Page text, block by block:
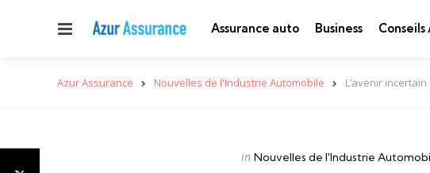
Menu Assurance auto Business
Azur Assurance Nouvelles de l'Industrie Automobile L’avenir
Categories
Posted
in Nouvelles de l'Industrie